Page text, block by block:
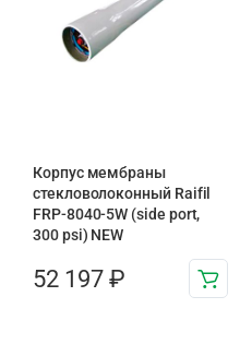
Корпус мембраны
стекловолоконный Raifil
FRP-8040-5W (side port,
300 psi) NEW
52 197 ₽